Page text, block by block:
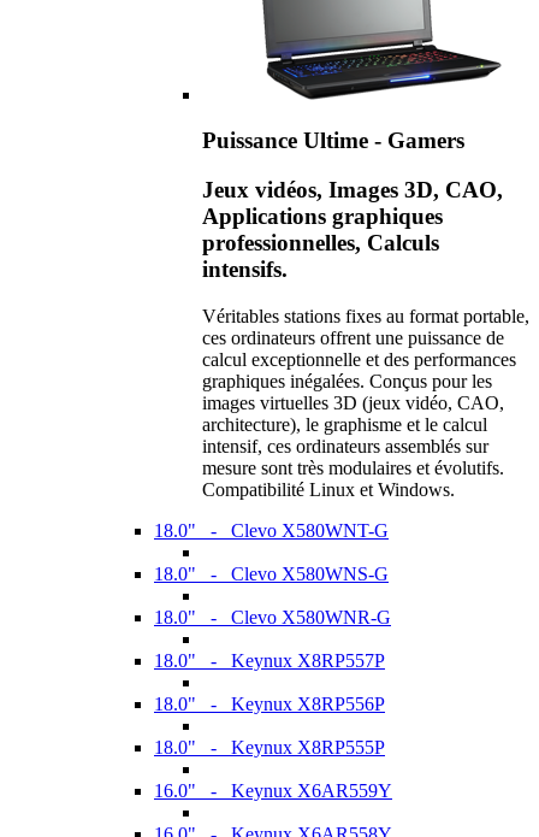
Puissance Ultime - Gamers
Jeux vidéos, Images 3D, CAO,
Applications graphiques
professionnelles, Calculs
intensifs.
Véritables stations fixes au format portable,
ces ordinateurs offrent une puissance de
calcul exceptionnelle et des performances
graphiques inégalées. Conçus pour les
images virtuelles 3D (jeux vidéo, CAO,
architecture), le graphisme et le calcul
intensif, ces ordinateurs assemblés sur
mesure sont très modulaires et évolutifs.
Compatibilité Linux et Windows.
18.0" - Clevo X580WNT-G
18.0" - Clevo X580WNS-G
18.0" - Clevo X580WNR-G
18.0" - Keynux X8RP557P
18.0" - Keynux X8RP556P
18.0" - Keynux X8RP555P
16.0" - Keynux X6AR559Y